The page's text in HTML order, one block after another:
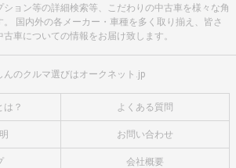
ョン等の詳細検索等、こだわりの中古車を様々な角
国内外の各メーカー・車種を多く取り揃え、皆さ
車についての情報をお届け致します。
んのクルマ選びはオークネット.jp
は？ よくある質問
お問い合わせ
会社概要